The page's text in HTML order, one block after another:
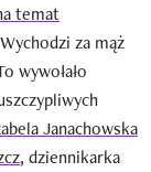
temat
za mąż
wywołało
Janachowska
, dziennikarka